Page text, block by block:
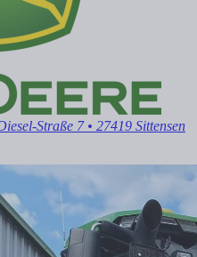
Straße 7 • 27419 Sittensen